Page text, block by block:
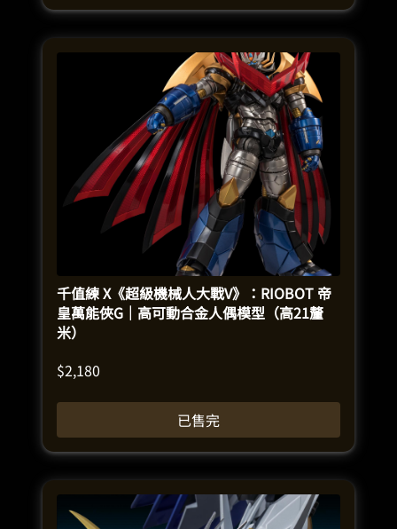
千值練 X《超級機械人大戰V》：RIOBOT 帝
皇萬能俠G｜高可動合金人偶模型（高21釐
米）
$2,180
已售完